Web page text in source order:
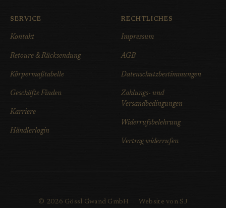
SERVICE
Kontakt
Retoure & Rücksendung
Körpermaßtabelle
Geschäfte Finden
Karriere
Händlerlogin
RECHTLICHES
Impressum
AGB
Datenschutzbestimmungen
Zahlungs- und
Versandbedingungen
Widerrufsbelehrung
Vertrag widerrufen
© 2026 Gössl Gwand GmbH · Website von SJ